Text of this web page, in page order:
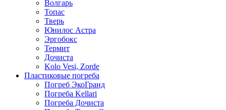
Волгарь
Топас
Тверь
Юнилос Астра
Эргобокс
Термит
Дочиста
Kolo Vesi, Zorde
Пластиковые погреба
Погреб ЭкоГранд
Погреба Kellari
Погреба Дочиста